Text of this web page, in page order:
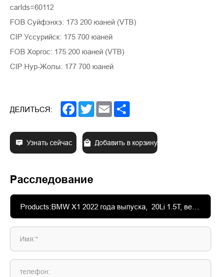
carIds=60112
FOB Суйфэнхэ: 173 200 юаней (VTB)
CIP Уссурийск: 175 700 юаней
FOB Хоргос: 175 200 юаней (VTB)
CIP Нур-Жолы: 177 700 юаней
ДЕЛИТЬСЯ: Facebook
TwitterEmail
Узнать сейчас Добавить в корзину
Расследование
Имя:*
телефон: